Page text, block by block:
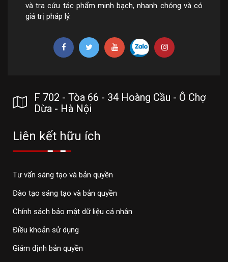
và tra cứu tác phẩm minh bạch, nhanh chóng và có
giá trị pháp lý.
F 702 - Tòa 66 - 34 Hoàng Cầu - Ô Chợ
Dừa - Hà Nội
Liên kết hữu ích
Tư vấn sáng tạo và bản quyền
Đào tạo sáng tạo và bản quyền
Chính sách bảo mật dữ liệu cá nhân
Điều khoản sử dụng
Giám định bản quyền